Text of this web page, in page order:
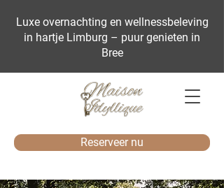
Reserveer nu
Luxe overnachting en wellnessbeleving
in hartje Limburg – puur genieten in
Bree